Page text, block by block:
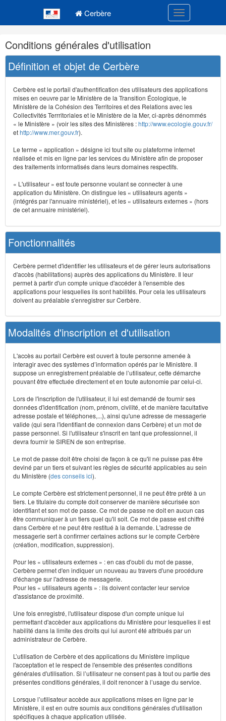
Cerbère Toggle
Navigation
et
outils
annexes
Conditions générales d'utilisation
Définition et objet de Cerbère
Cerbère est le portail d'authentification des utilisateurs des applications
mises en oeuvre par le Ministère de la Transition Écologique, le
Ministère de la Cohésion des Territoires et des Relations avec les
Collectivités Terrritoriales et le Ministère de la Mer, ci-après dénommés
« le Ministère » (voir les sites des Ministères :http://www.ecologie.gouv.fr/
ethttp://www.mer.gouv.fr).
Le terme « application » désigne ici tout site ou plateforme internet
réalisée et mis en ligne par les services du Ministère afin de proposer
des traitements informatisés dans leurs domaines respectifs.
« L'utilisateur » est toute personne voulant se connecter à une
application du Ministère. On distingue les « utilisateurs agents »
(intégrés par l'annuaire ministériel), et les « utilisateurs externes » (hors
de cet annuaire ministériel).
Fonctionnalités
Cerbère permet d'identifier les utilisateurs et de gérer leurs autorisations
d'accès (habilitations) auprès des applications du Ministère. Il leur
permet à partir d'un compte unique d'accéder à l'ensemble des
applications pour lesquelles ils sont habilités. Pour cela les utilisateurs
doivent au préalable s'enregistrer sur Cerbère.
Modalités d'inscription et d'utilisation
L'accès au portail Cerbère est ouvert à toute personne amenée à
interagir avec des systèmes d’information opérés par le Ministère. Il
suppose un enregistrement préalable de l’utilisateur, cette démarche
pouvant être effectuée directement et en toute autonomie par celui-ci.
Lors de l'inscription de l'utilisateur, il lui est demandé de fournir ses
données d'identification (nom, prénom, civilité, et de manière facultative
adresse postale et téléphones,...), ainsi qu'une adresse de messagerie
valide (qui sera l'identifiant de connexion dans Cerbère) et un mot de
passe personnel. Si l'utilisateur s'inscrit en tant que professionnel, il
devra fournir le SIREN de son entreprise.
Le mot de passe doit être choisi de façon à ce qu'il ne puisse pas être
deviné par un tiers et suivant les règles de sécurité applicables au sein
du Ministère (des conseils ici).
Le compte Cerbère est strictement personnel, il ne peut être prêté à un
tiers. Le titulaire du compte doit conserver de manière sécurisée son
identifiant et son mot de passe. Ce mot de passe ne doit en aucun cas
être communiquer à un tiers quel qu'il soit. Ce mot de passe est chiffré
dans Cerbère et ne peut être restitué à la demande. L'adresse de
messagerie sert à confirmer certaines actions sur le compte Cerbère
(création, modification, suppression).
Pour les « utilisateurs externes » : en cas d'oubli du mot de passe,
Cerbère permet d'en indiquer un nouveau au travers d'une procédure
d'échange sur l'adresse de messagerie.
Pour les « utilisateurs agents » : ils doivent contacter leur service
d'assistance de proximité.
Une fois enregistré, l'utilisateur dispose d'un compte unique lui
permettant d'accèder aux applications du Ministère pour lesquelles il est
habilité dans la limite des droits qui lui auront été attribués par un
administrateur de Cerbère.
L’utilisation de Cerbère et des applications du Ministère implique
l'acceptation et le respect de l'ensemble des présentes conditions
générales d'utilisation. Si l’utilisateur ne consent pas à tout ou partie des
présentes conditions générales, il doit renoncer à l’usage du service.
Lorsque l’utilisateur accède aux applications mises en ligne par le
Ministère, il est en outre soumis aux conditions générales d'utilisation
spécifiques à chaque application utilisée.